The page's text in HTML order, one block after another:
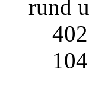
rund
402